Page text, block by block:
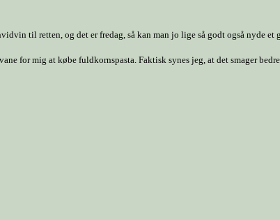
til retten, og det er fredag, så kan man jo lige så godt også nyde et
for mig at købe fuldkornspasta. Faktisk synes jeg, at det smager